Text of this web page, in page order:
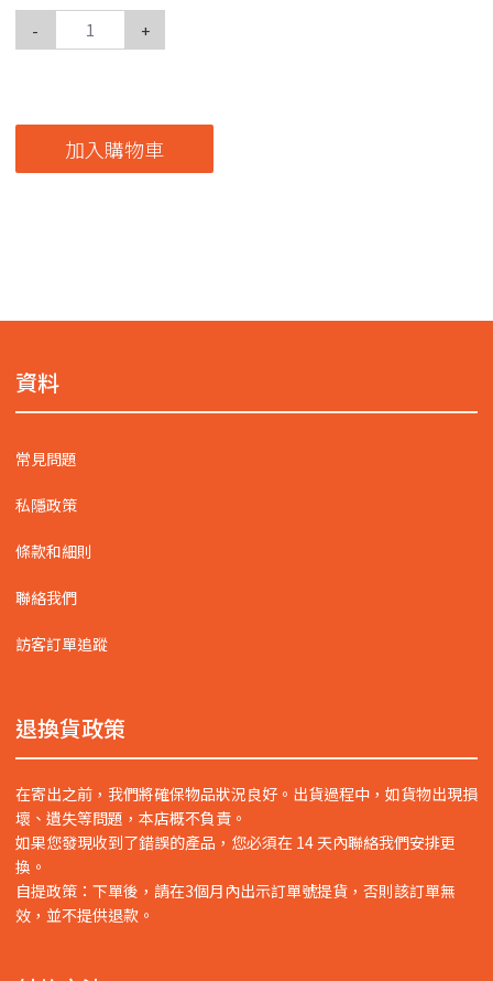
- +
加入購物車
資料
常見問題
私隱政策
條款和細則
聯絡我們
訪客訂單追蹤
退換貨政策
在寄出之前，我們將確保物品狀況良好。出貨過程中，如貨物出現損
壞、遺失等問題，本店概不負責。
如果您發現收到了錯誤的產品，您必須在 14 天內聯絡我們安排更
換。
自提政策：下單後，請在3個月內出示訂單號提貨，否則該訂單無
效，並不提供退款。